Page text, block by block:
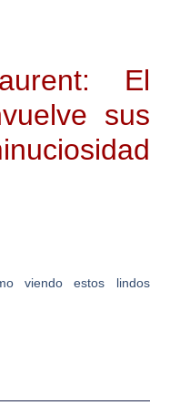
El
sus
viendo estos lindos